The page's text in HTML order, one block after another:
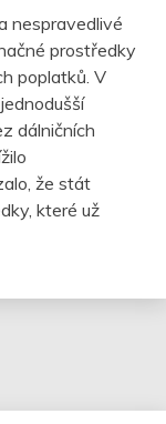
nespravedlivé
prostředky
poplatků. V
dálničních
že stát
které už